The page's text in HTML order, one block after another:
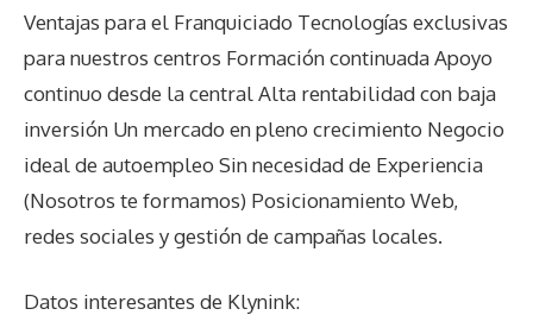
Ventajas para el Franquiciado Tecnologías exclusivas
para nuestros centros Formación continuada Apoyo
continuo desde la central Alta rentabilidad con baja
inversión Un mercado en pleno crecimiento Negocio
ideal de autoempleo Sin necesidad de Experiencia
(Nosotros te formamos) Posicionamiento Web,
redes sociales y gestión de campañas locales.
Datos interesantes de Klynink: